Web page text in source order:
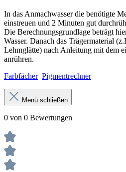
In das Anmachwasser die benötigte
einstreuen und 2 Minuten gut
Die Berechnungsgrundlage beträgt
Wasser. Danach das Trägermaterial
Lehmglätte) nach Anleitung mit dem
anrühren.
Farbfächer Pigmentrechner
Menü schließen
0 von 0 Bewertungen